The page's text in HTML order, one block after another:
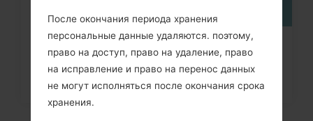
Как удалить все данные с
телефона через меню на
Samsung...
После окончания периода хранения
персональные данные удаляются. поэтому,
право на доступ, право на удаление, право
на исправление и право на перенос данных
не могут исполняться после окончания срока
хранения.